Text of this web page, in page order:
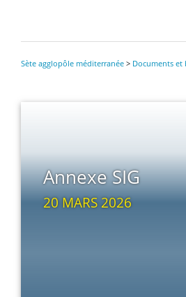
Sète agglopôle méditerranée > Documents et
Annexe SIG
20 MARS 2026